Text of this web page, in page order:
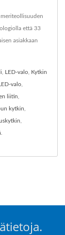
että 33
asiakkaan
LED-valo Kytkin
valo
liitin
kytkin